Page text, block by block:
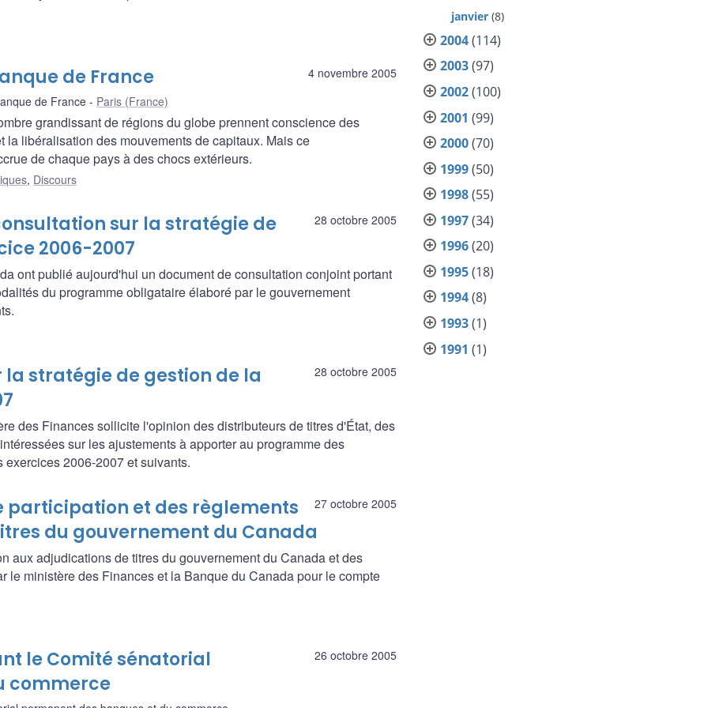
4 novembre 2005
de France
de France Paris (France)
grandissant de régions du globe prennent conscience des
libéralisation des mouvements de capitaux. Mais ce
de chaque pays à des chocs extérieurs.
, Discours
28 octobre 2005
sur la stratégie de
2006-2007
ont publié aujourd'hui un document de consultation conjoint portant
du programme obligataire élaboré par le gouvernement
28 octobre 2005
stratégie de gestion de la
des Finances sollicite l'opinion des distributeurs de titres d'État, des
sur les ajustements à apporter au programme des
2006-2007 et suivants.
27 octobre 2005
et des règlements
du gouvernement du Canada
aux adjudications de titres du gouvernement du Canada et des
le ministère des Finances et la Banque du Canada pour le compte
26 octobre 2005
le Comité sénatorial
commerce
janvier (8)
2004(114)
2003(97)
2002(100)
2001 (99)
2000(70)
1999(50)
1998(55)
1997(34)
1996(20)
1995(18)
1994(8)
1993(1)
1991 (1)